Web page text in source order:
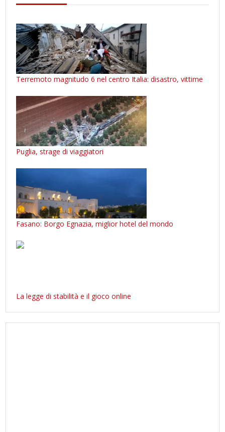
Terremoto magnitudo 6 nel centro Italia: disastro, vittime
Puglia, strage di viaggiatori
Fasano: Borgo Egnazia, miglior hotel del mondo
La legge di stabilità e il gioco online